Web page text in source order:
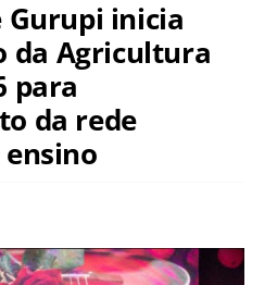
inicia
da Agricultura
para
da rede